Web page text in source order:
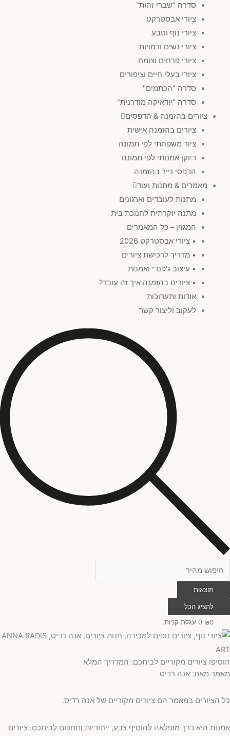
סדרה "שברי זהות"
ציורי אבסטרקט
ציורי נוף וטבע
ציורי נשים ודמויות
ציורי פרחים וצומח
ציורי בעלי חיים וציפורים
סדרה "הכתמים"
סדרה "יודאיקה מודרנית"
ציורים בהזמנה & הדפסים
ציורים בהזמנה אישית
ציור משפחתי לפי תמונה
דיוקן אמנותי לפי תמונה
הדפסי נייר בהזמנה
מאמרים & מתנות ועוד
מתנות לעובדים וארגונים
מתנה יוקרתית לחנוכת בית
המגזין – כל המאמרים
• ציורי אבסטרקט 2026
• מדריך לרכישת ציורים
• עיצוב ג'פנדי ואמנות
• ציורים בהזמנה איך זה עובד?
אודות ותערוכות
לעקוב וליצור קשר
תוצאות
להציג הכל
₪0
0 עגלת קניות
הוסיפו ציורים מקוריים לביתכם: המדריך המלא
מאמר מאת: אנה רדיס
כל הציורים במאמר הם ציורים מקוריים של אנה רדיס.
אמנות היא דרך מופלאה להוסיף צבע, ייחודיות ותחכום לביתכם. ציורים